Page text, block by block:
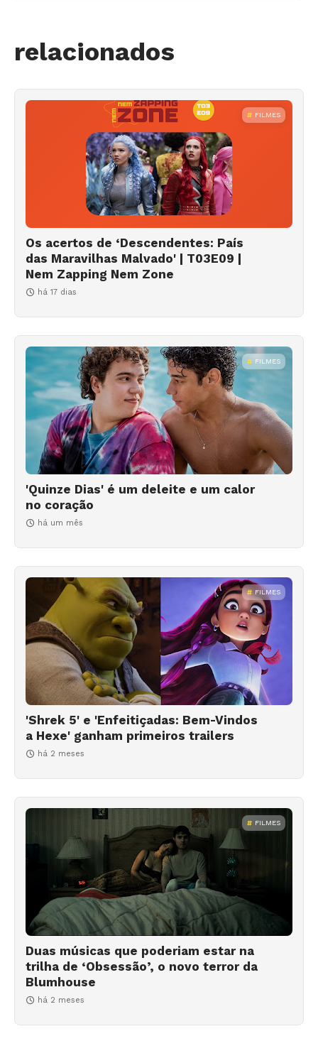
relacionados
FILMES
Os acertos de ‘Descendentes: País
das Maravilhas Malvado' | T03E09 |
Nem Zapping Nem Zone
há 17 dias
FILMES
'Quinze Dias' é um deleite e um calor
no coração
há um mês
FILMES
'Shrek 5' e 'Enfeitiçadas: Bem-Vindos
a Hexe' ganham primeiros trailers
há 2 meses
FILMES
Duas músicas que poderiam estar na
trilha de ‘Obsessão’, o novo terror da
Blumhouse
há 2 meses